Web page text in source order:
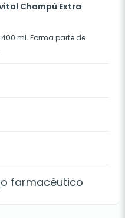
Champú Extra
ml. Forma parte de
farmacéutico